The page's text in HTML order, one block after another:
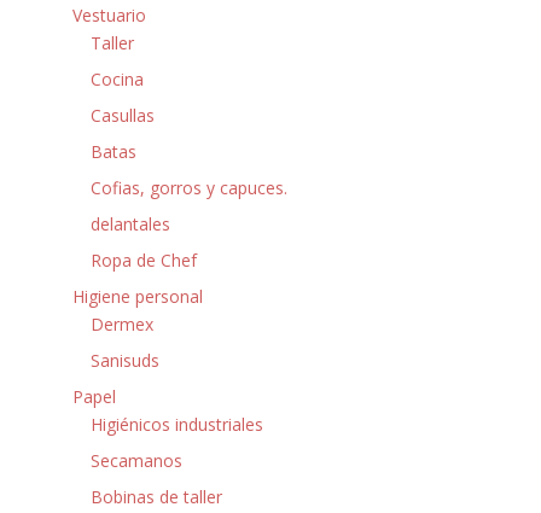
Vestuario
Taller
Cocina
Casullas
Batas
Cofias, gorros y capuces.
delantales
Ropa de Chef
Higiene personal
Dermex
Sanisuds
Papel
Higiénicos industriales
Secamanos
Bobinas de taller